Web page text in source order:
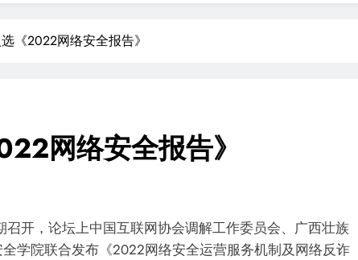
《2022网络安全报告》
网络安全报告》
开，论坛上中国互联网协会调解工作委员会、广西壮族
学院联合发布《2022网络安全运营服务机制及网络反诈